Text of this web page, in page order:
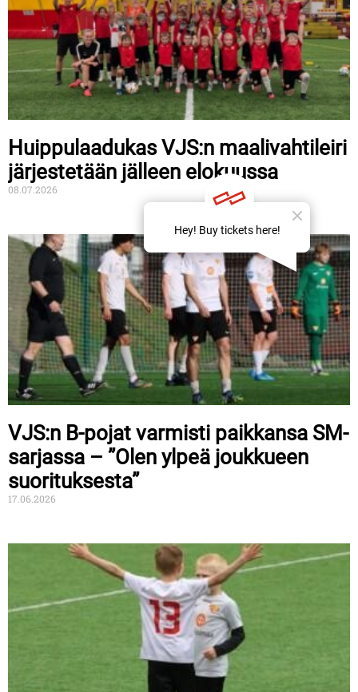
Huippulaadukas VJS:n maalivahtileiri
järjestetään jälleen elokuussa
08.07.2026
VJS:n B-pojat varmisti paikkansa SM-
sarjassa – ”Olen ylpeä joukkueen
suorituksesta”
17.06.2026